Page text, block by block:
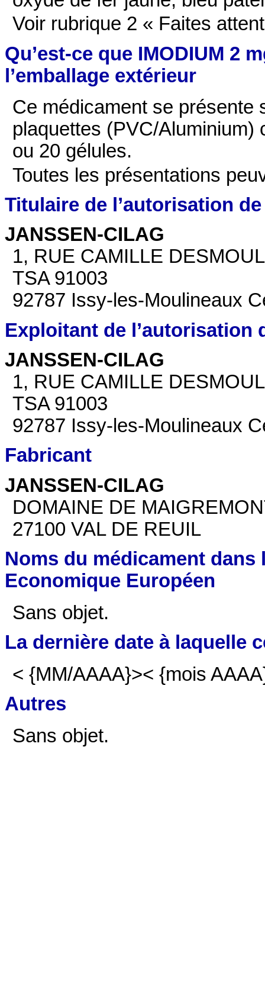
Voir rubrique 2 « Faites
Qu’est-ce que IMODIUM 2
l’emballage extérieur
Ce médicament se présente
plaquettes (PVC/
ou 20 gélules.
Toutes les présentations
Titulaire de l’autorisation
JANSSEN-CILAG
1, RUE CAMILLE
TSA 91003
92787 Issy-les-Moulineaux
Exploitant de l’autorisation
JANSSEN-CILAG
1, RUE CAMILLE
TSA 91003
92787 Issy-les-Moulineaux
Fabricant
JANSSEN-CILAG
DOMAINE DE
27100 VAL DE REUIL
Noms du médicament
Economique Européen
Sans objet.
La dernière date à laquelle
< {MM/AAAA}>< {mois
Autres
Sans objet.